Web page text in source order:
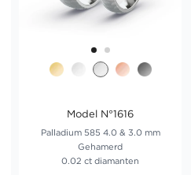
Model N°1616
Palladium 585 4.0 & 3.0 mm
Gehamerd
0.02 ct diamanten